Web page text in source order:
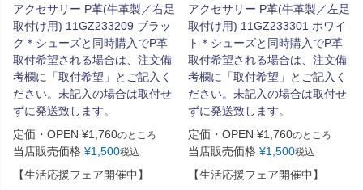
アクセサリー P革(牛革製／右足
取付け用) 11GZ233209 ブラッ
ク＊シューズと同時購入でP革
取付希望される場合は、注文備
考欄に「取付希望」とご記入く
ださい。未記入の場合は取付せ
ずに発送致します。
定価・OPEN ¥1,760のところ
当店販売価格 ¥1,500税込
【生活応援フェア開催中】
アクセサリー P革(牛革製／左足
取付け用) 11GZ233301 ホワイ
ト＊シューズと同時購入でP革
取付希望される場合は、注文備
考欄に「取付希望」とご記入く
ださい。未記入の場合は取付せ
ずに発送致します。
定価・OPEN ¥1,760のところ
当店販売価格 ¥1,500税込
【生活応援フェア開催中】